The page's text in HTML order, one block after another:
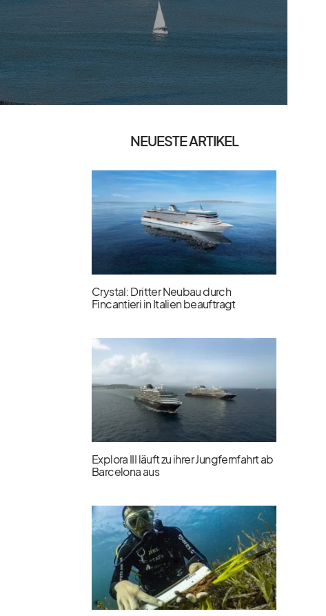
NEUESTE ARTIKEL
Crystal: Dritter Neubau durch
Fincantieri in Italien beauftragt
Explora III läuft zu ihrer Jungfernfahrt ab
Barcelona aus